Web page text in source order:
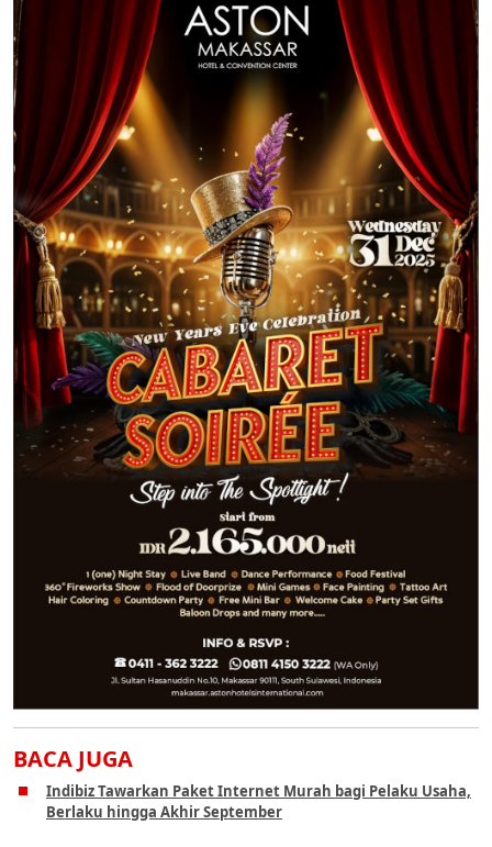
BACA JUGA
Indibiz Tawarkan Paket Internet Murah bagi Pelaku Usaha,
Berlaku hingga Akhir September